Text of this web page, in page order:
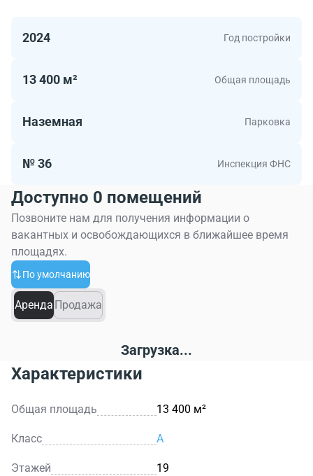
2024 Год постройки
13 400 м² Общая площадь
Наземная Парковка
№ 36 Инспекция ФНС
Доступно 0 помещений
Позвоните нам для получения информации о
вакантных и освобождающихся в ближайшее время
площадях.
По умолчанию
Аренда Продажа
Загрузка...
Характеристики
Общая площадь 13 400 м²
Класс A
Этажей 19